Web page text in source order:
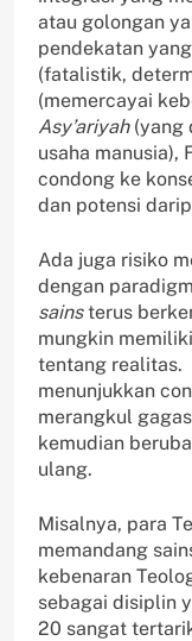
atau golongan
pendekatan
(fatalistik,
(memercayai
Asy’ariyah (yang
usaha
condong ke
dan potensi
Ada juga risiko
dengan
sainsterus
mungkin
tentang realitas.
menunjukkan
merangkul
kemudian
ulang.
Misalnya, para
memandang
kebenaran
sebagai disiplin
20 sangat